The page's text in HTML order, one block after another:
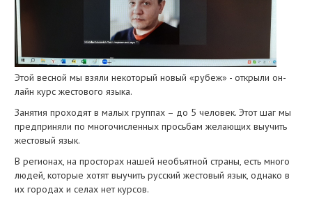
Этой весной мы взяли некоторый новый «рубеж» - открыли он-
лайн курс жестового языка.
Занятия проходят в малых группах – до 5 человек. Этот шаг мы
предприняли по многочисленных просьбам желающих выучить
жестовый язык.
В регионах, на просторах нашей необъятной страны, есть много
людей, которые хотят выучить русский жестовый язык, однако в
их городах и селах нет курсов.